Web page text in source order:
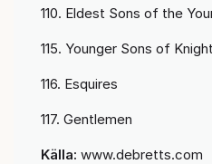
110. Eldest Sons of the
115. Younger Sons of
116. Esquires
117. Gentlemen
Källa: www.debretts.com